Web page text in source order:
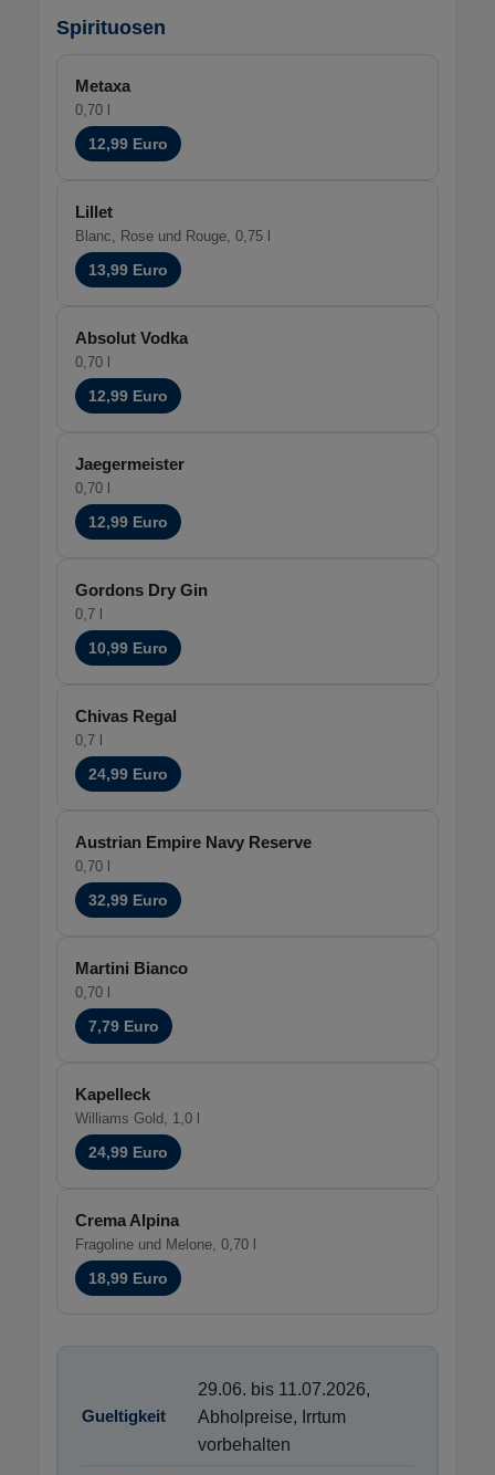
Spirituosen
Metaxa
0,70 l
12,99 Euro
Lillet
Blanc, Rose und Rouge, 0,75 l
13,99 Euro
Absolut Vodka
0,70 l
12,99 Euro
Jaegermeister
0,70 l
12,99 Euro
Gordons Dry Gin
0,7 l
10,99 Euro
Chivas Regal
0,7 l
24,99 Euro
Austrian Empire Navy Reserve
0,70 l
32,99 Euro
Martini Bianco
0,70 l
7,79 Euro
Kapelleck
Williams Gold, 1,0 l
24,99 Euro
Crema Alpina
Fragoline und Melone, 0,70 l
18,99 Euro
Gueltigkeit
29.06. bis 11.07.2026,
Abholpreise, Irrtum
vorbehalten